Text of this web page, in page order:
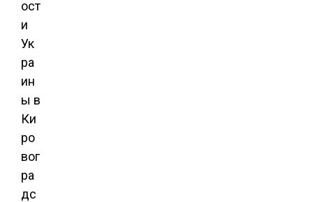
ост
и
Ук
ра
ин
ы в
Ки
ро
вог
ра
дс